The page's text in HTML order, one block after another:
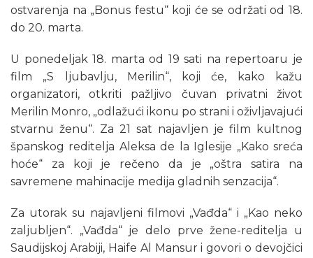
ostvarenja na „Bonus festu“ koji će se održati od 18.
do 20. marta.
U ponedeljak 18. marta od 19 sati na repertoaru je
film „S ljubavlju, Merilin“, koji će, kako kažu
organizatori, otkriti pažljivo čuvan privatni život
Merilin Monro, „odlažući ikonu po strani i oživljavajući
stvarnu ženu“. Za 21 sat najavljen je film kultnog
španskog reditelja Aleksa de la Iglesije „Kako sreća
hoće“ za koji je rečeno da je „oštra satira na
savremene mahinacije medija gladnih senzacija“.
Za utorak su najavljeni filmovi „Vađda“ i „Kao neko
zaljubljen“. „Vađda“ je delo prve žene-reditelja u
Saudijskoj Arabiji, Haife Al Mansur i govori o devojčici